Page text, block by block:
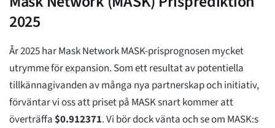
2025
År 2025 har Mask Network MASK-prisprognosen mycket
utrymme för expansion. Som ett resultat av potentiella
tillkännagivanden av många nya partnerskap och initiativ,
förväntar vi oss att priset på MASK snart kommer att
överträffa$0.912371. Vi bör dock vänta och se om MASK:s